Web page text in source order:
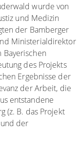
wurde von
und Medizin
der Bamberger
Ministerialdirektor
Bayerischen
des Projekts
Ergebnisse der
der Arbeit, die
entstandene
(z. B. das Projekt
der